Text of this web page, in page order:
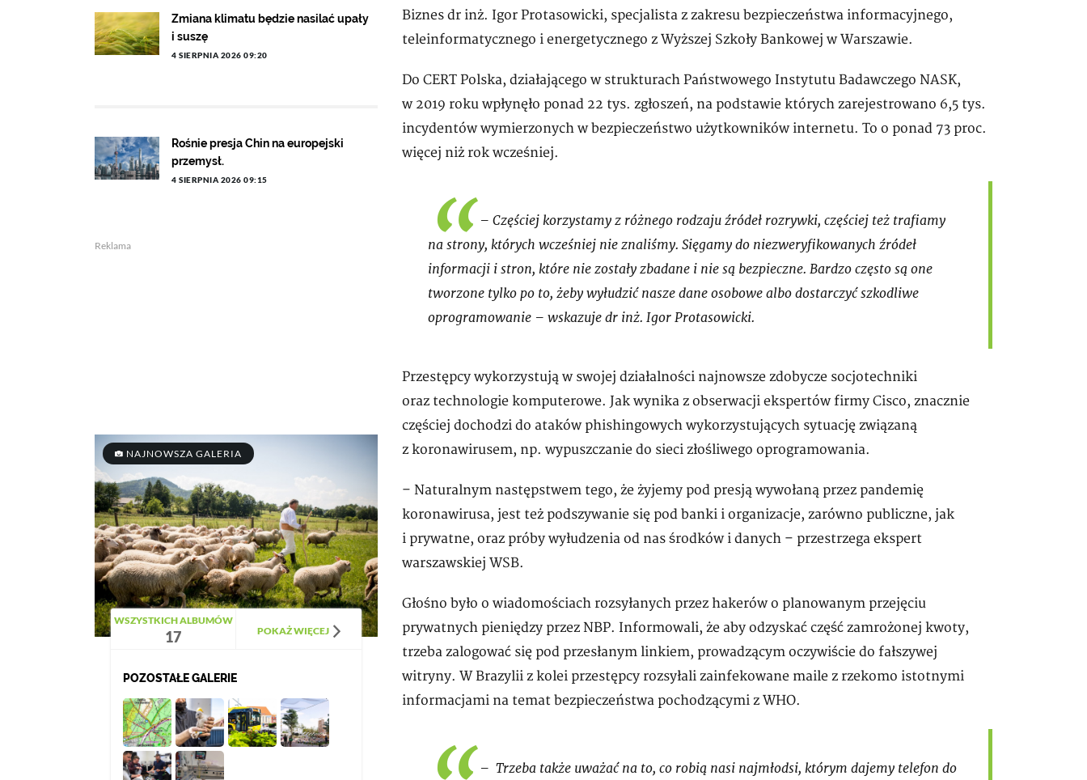
Biznes dr inż. Igor Protasowicki, specjalista z zakresu bezpieczeństwa informacyjnego,
teleinformatycznego i energetycznego z Wyższej Szkoły Bankowej w Warszawie.
Do CERT Polska, działającego w strukturach Państwowego Instytutu Badawczego NASK,
w 2019 roku wpłynęło ponad 22 tys. zgłoszeń, na podstawie których zarejestrowano 6,5 tys.
incydentów wymierzonych w bezpieczeństwo użytkowników internetu. To o ponad 73 proc.
więcej niż rok wcześniej.
– Częściej korzystamy z różnego rodzaju źródeł rozrywki, częściej też trafiamy
na strony, których wcześniej nie znaliśmy. Sięgamy do niezweryfikowanych źródeł
informacji i stron, które nie zostały zbadane i nie są bezpieczne. Bardzo często są one
tworzone tylko po to, żeby wyłudzić nasze dane osobowe albo dostarczyć szkodliwe
oprogramowanie – wskazuje dr inż. Igor Protasowicki.
Przestępcy wykorzystują w swojej działalności najnowsze zdobycze socjotechniki
oraz technologie komputerowe. Jak wynika z obserwacji ekspertów firmy Cisco, znacznie
częściej dochodzi do ataków phishingowych wykorzystujących sytuację związaną
z koronawirusem, np. wypuszczanie do sieci złośliwego oprogramowania.
– Naturalnym następstwem tego, że żyjemy pod presją wywołaną przez pandemię
koronawirusa, jest też podszywanie się pod banki i organizacje, zarówno publiczne, jak
i prywatne, oraz próby wyłudzenia od nas środków i danych – przestrzega ekspert
warszawskiej WSB.
Głośno było o wiadomościach rozsyłanych przez hakerów o planowanym przejęciu
prywatnych pieniędzy przez NBP. Informowali, że aby odzyskać część zamrożonej kwoty,
trzeba zalogować się pod przesłanym linkiem, prowadzącym oczywiście do fałszywej
witryny. W Brazylii z kolei przestępcy rozsyłali zainfekowane maile z rzekomo istotnymi
informacjami na temat bezpieczeństwa pochodzącymi z WHO.
– Trzeba także uważać na to, co robią nasi najmłodsi, którym dajemy telefon do
Zmiana klimatu będzie nasilać upały
i suszę
4 SIERPNIA 2026 09:20
Rośnie presja Chin na europejski
przemysł.
4 SIERPNIA 2026 09:15
Reklama
NAJNOWSZA GALERIA
WSZYSTKICH ALBUMÓW
17 POKAŻ WIĘCEJ
POZOSTAŁE GALERIE